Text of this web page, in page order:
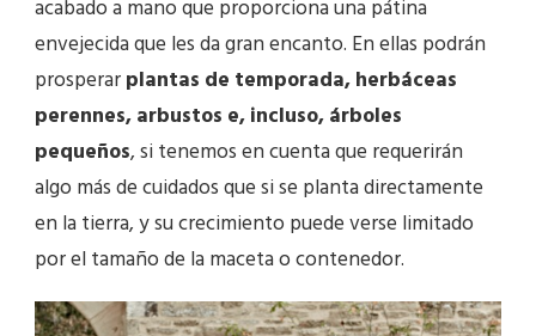
acabado a mano que proporciona una pátina
envejecida que les da gran encanto. En ellas podrán
prosperarplantas de temporada, herbáceas
perennes, arbustos e, incluso, árboles
pequeños, si tenemos en cuenta que requerirán
algo más de cuidados que si se planta directamente
en la tierra, y su crecimiento puede verse limitado
por el tamaño de la maceta o contenedor.